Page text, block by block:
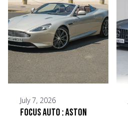
July 7, 2026
Focus Auto : Aston